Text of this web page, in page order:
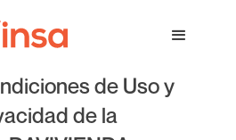
de Uso y
de la